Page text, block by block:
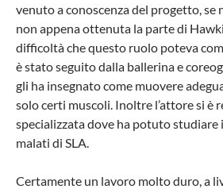
venuto a conoscenza del progetto, se
non appena ottenuta la parte di
difficoltà che questo ruolo poteva
è stato seguito dalla ballerina e
gli ha insegnato come muovere
solo certi muscoli. Inoltre l’attore si è
specializzata dove ha potuto studiare
malati di SLA.
Certamente un lavoro molto duro, a